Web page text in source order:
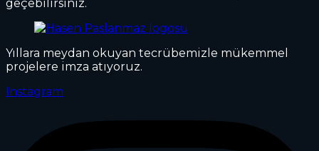
geçebilirsiniz.
Yıllara meydan okuyan tecrübemizle mükemmel
projelere imza atıyoruz.
Instagram